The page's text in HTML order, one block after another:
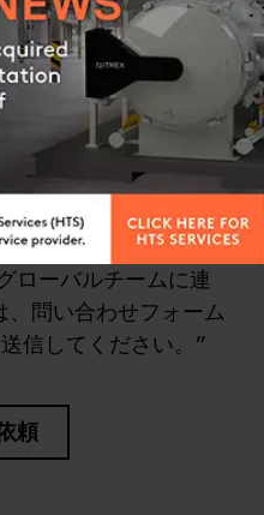
利な部分の除去を目
材の表面層を機械的
ます。このようにし
ほとんどの場合、部
向上します。
ービスがわからない場
ローバルチームに連
問い合わせフォーム
信してください。”
頼
Contact us